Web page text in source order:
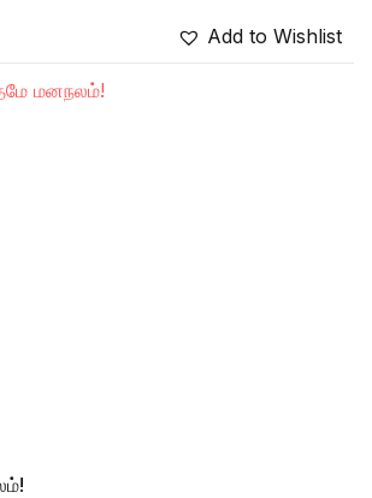
Add to Wishlist